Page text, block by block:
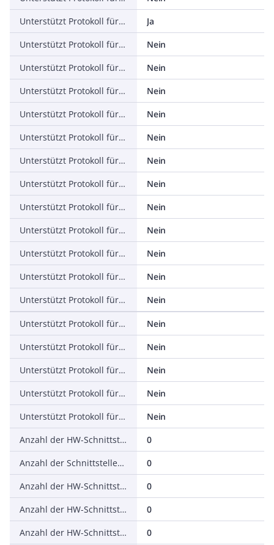
Unterstützt Protokoll für ASI
Ja
Unterstützt Protokoll für KNX
Nein
Unterstützt Protokoll für Modbus
Nein
Unterstützt Protokoll für Data-Highway
Nein
Unterstützt Protokoll für DeviceNet
Nein
Unterstützt Protokoll für SUCONET
Nein
Unterstützt Protokoll für LON
Nein
Unterstützt Protokoll für PROFINET IO
Nein
Unterstützt Protokoll für PROFINET CBA
Nein
Unterstützt Protokoll für SERCOS
Nein
Unterstützt Protokoll für Foundation Fieldbus
Nein
Unterstützt Protokoll für EtherNet/IP
Nein
Unterstützt Protokoll für AS-Interface Safety at Work
Nein
Unterstützt Protokoll für DeviceNet Safety
Nein
Unterstützt Protokoll für INTERBUS-Safety
Nein
Unterstützt Protokoll für PROFIsafe
Nein
Unterstützt Protokoll für SafetyBUS p
Nein
Unterstützt Protokoll für sonstige Bussysteme
Nein
Anzahl der HW-Schnittstellen Industrial Ethernet
0
Anzahl der Schnittstellen PROFINET
0
Anzahl der HW-Schnittstellen seriell RS-232
0
Anzahl der HW-Schnittstellen seriell RS-422
0
Anzahl der HW-Schnittstellen seriell RS-485
0